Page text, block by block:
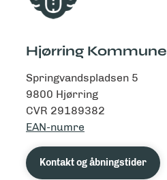
Hjørring Kommune
Springvandspladsen 5
9800 Hjørring
CVR 29189382
EAN-numre
Kontakt og åbningstider